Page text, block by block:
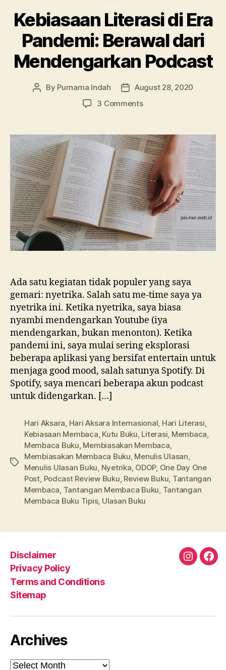
Kebiasaan Literasi di Era
Pandemi: Berawal dari
Mendengarkan Podcast
Post
By Purnama Indah
Post
date
August 28, 2020
3 Commentson
di
Era
Pandemi:
Berawal
dari
Mendengarkan
Podcast
Ada satu kegiatan tidak populer yang saya
gemari: nyetrika. Salah satu me-time saya ya
nyetrika ini. Ketika nyetrika, saya biasa
nyambi mendengarkan Youtube (iya
mendengarkan, bukan menonton). Ketika
pandemi ini, saya mulai sering eksplorasi
beberapa aplikasi yang bersifat entertain untuk
menjaga good mood, salah satunya Spotify. Di
Spotify, saya mencari beberapa akun podcast
untuk didengarkan. […]
Tags
Hari Aksara, Hari Aksara Internasional, Hari Literasi,
Kebiasaan Membaca, Kutu Buku, Literasi, Membaca,
Membaca Buku, Membiasakan Membaca,
Membiasakan Membaca Buku, Menulis Ulasan,
Menulis Ulasan Buku, Nyetrika, ODOP, One Day One
Post, Podcast Review Buku, Review Buku, Tantangan
Membaca, Tantangan Membaca Buku, Tantangan
Membaca Buku Tipis, Ulasan Buku
Disclaimer
Privacy Policy
Terms and Conditions
Sitemap
Archives
Archives